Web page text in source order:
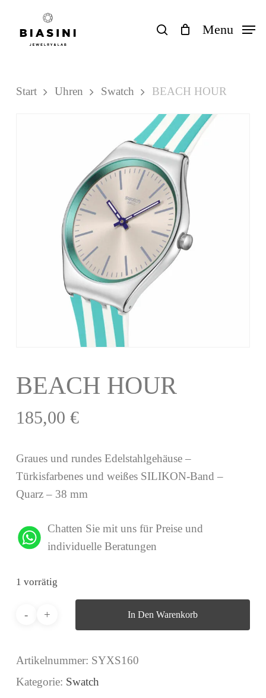
search Menu
Einkaufswagen
Close
Cart
Start Uhren Swatch BEACH HOUR
BEACH HOUR
185,00 €
Graues und rundes Edelstahlgehäuse –
Türkisfarbenes und weißes SILIKON-Band –
Quarz – 38 mm
Chatten Sie mit uns für Preise und
individuelle Beratungen
1 vorrätig
In Den Warenkorb
Artikelnummer: SYXS160
Kategorie: Swatch